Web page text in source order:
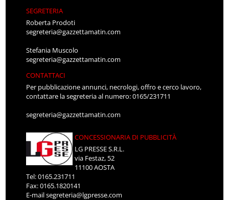
SEGRETERIA
Roberta Prodoti
segreteria@gazzettamatin.com
Stefania Muscolo
segreteria@gazzettamatin.com
CONTATTACI
Per pubblicazione annunci, necrologi, offro e cerco lavoro,
contattare la segreteria al numero: 0165/231711
segreteria@gazzettamatin.com
CONCESSIONARIA DI PUBBLICITÀ
LG PRESSE S.R.L.
via Festaz, 52
11100 AOSTA
Tel: 0165.231711
Fax: 0165.1820141
E-mailsegreteria@lgpresse.com